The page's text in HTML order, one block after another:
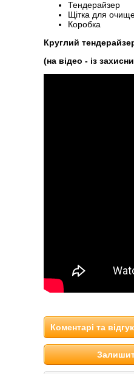
Тендерайзер
Щітка для
Коробка
Круглий
(на відео - із
Коментарі та